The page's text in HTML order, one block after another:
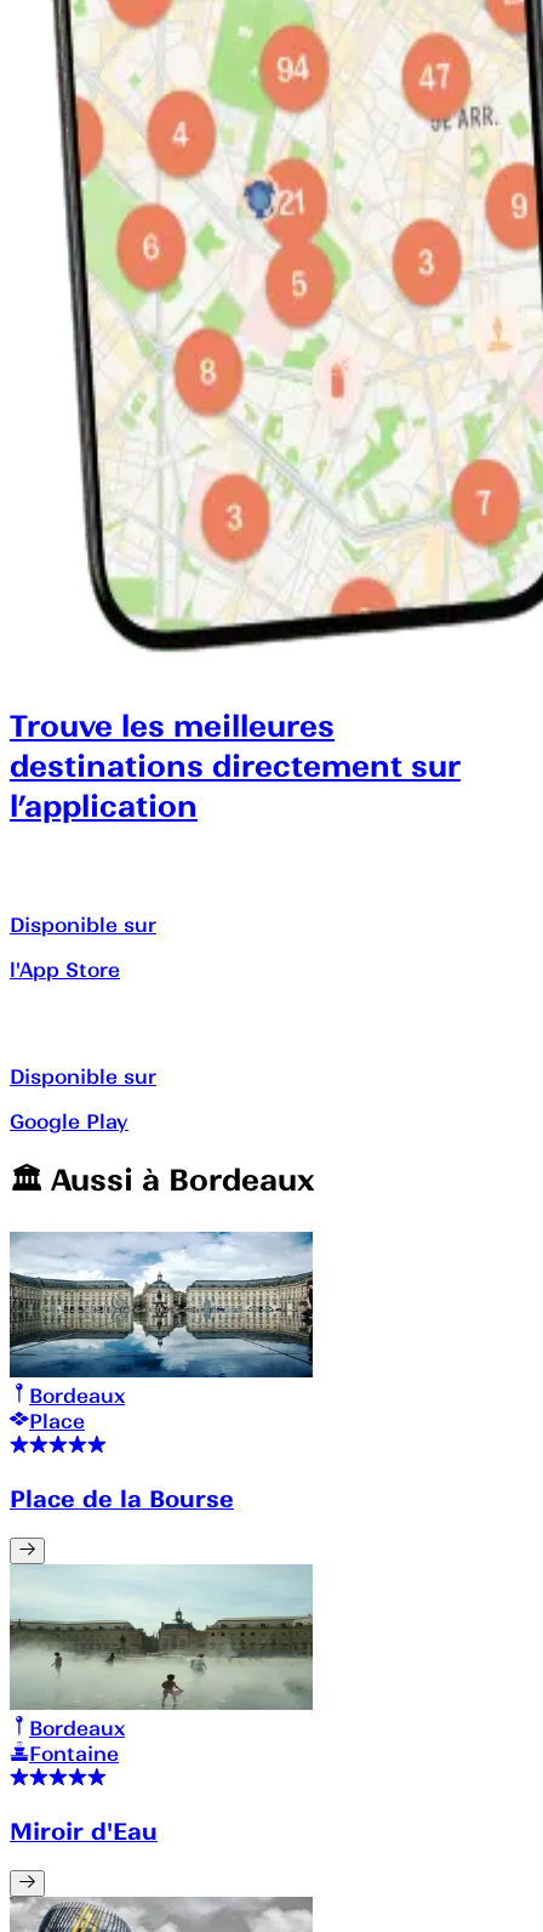
Trouve les meilleures
destinations directement sur
l’application
Disponible sur
l'App Store
Disponible sur
Google Play
🏛️️ Aussi à Bordeaux
Bordeaux
Place
Place de la Bourse
Bordeaux
Fontaine
Miroir d'Eau